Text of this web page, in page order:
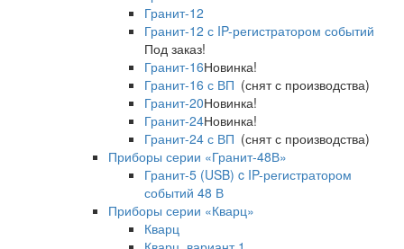
Гранит-12
Гранит-12 с IP-регистратором событий
Под заказ!
Гранит-16Новинка!
Гранит-16 с ВП (снят с производства)
Гранит-20Новинка!
Гранит-24Новинка!
Гранит-24 с ВП (снят с производства)
Приборы серии «Гранит-48В»
Гранит-5 (USB) c IP-регистратором
событий 48 В
Приборы серии «Кварц»
Кварц